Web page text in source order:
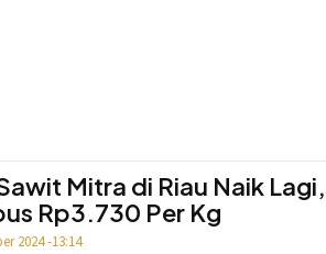
Mitra di Riau Naik Lagi,
Rp3.730 Per Kg
2024 -13:14